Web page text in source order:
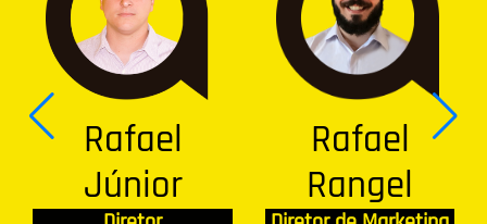
Rafael
Júnior
Rafael
Rangel